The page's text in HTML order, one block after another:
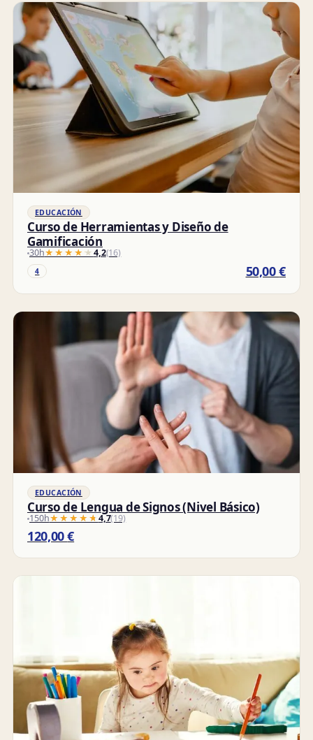
EDUCACIÓN
Curso de Herramientas y Diseño de
Gamificación
30h★★★★★
★★★★★4,2(16)
4 50,00€
EDUCACIÓN
Curso de Lengua de Signos (Nivel Básico)
150h★★★★★
★★★★★4,7(19)
120,00€